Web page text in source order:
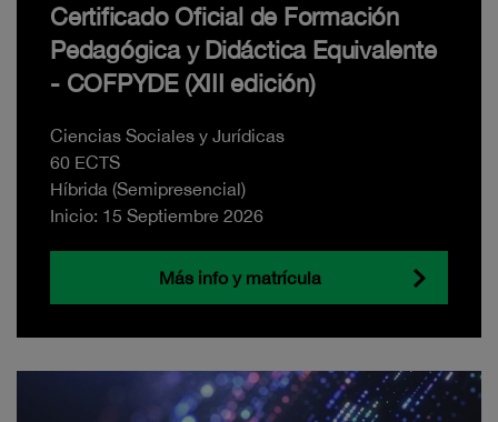
Certificado Oficial de Formación
Pedagógica y Didáctica Equivalente
- COFPYDE (XIII edición)
Ciencias Sociales y Jurídicas
60 ECTS
Híbrida (Semipresencial)
Inicio: 15 Septiembre 2026
Más info y matrícula